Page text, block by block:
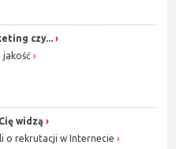
czy...
jakość
widzą
o rekrutacji w Internecie